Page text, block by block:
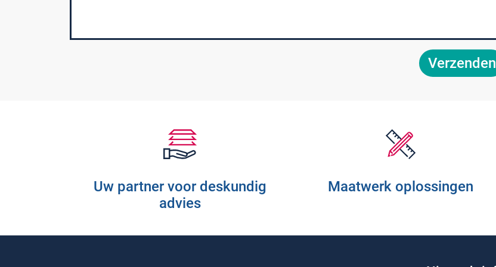
Verzenden
Uw partner voor deskundig
advies
Maatwerk oplossingen
Modulaire Inrichtingssystemen